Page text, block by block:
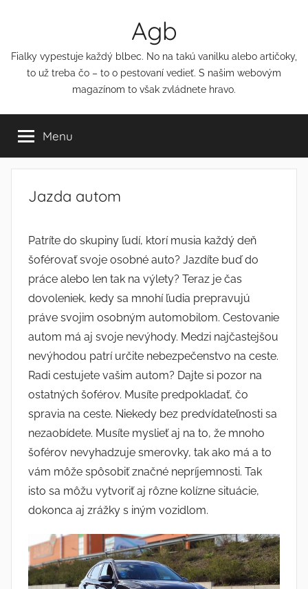
Agb
Fialky vypestuje každý blbec. No na takú vanilku alebo artičoky,
to už treba čo – to o pestovaní vedieť. S našim webovým
magazínom to však zvládnete hravo.
Menu
Jazda autom
Patríte do skupiny ľudí, ktorí musia každý deň
šoférovať svoje osobné auto? Jazdíte buď do
práce alebo len tak na výlety? Teraz je čas
dovoleniek, kedy sa mnohí ľudia prepravujú
práve svojim osobným automobilom. Cestovanie
autom má aj svoje nevýhody. Medzi najčastejšou
nevýhodou patrí určite nebezpečenstvo na ceste.
Radi cestujete vašim autom? Dajte si pozor na
ostatných šoférov. Musíte predpokladať, čo
spravia na ceste. Niekedy bez predvídateľnosti sa
nezaobídete. Musíte myslieť aj na to, že mnoho
šoférov nevyhadzuje smerovky, tak ako má a to
vám môže spôsobiť značné nepríjemnosti. Tak
isto sa môžu vytvoriť aj rôzne kolízne situácie,
dokonca aj zrážky s iným vozidlom.